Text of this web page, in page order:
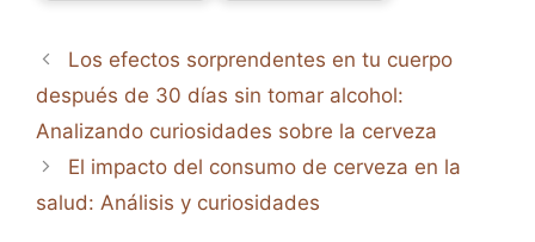
Los efectos sorprendentes en tu cuerpo
después de 30 días sin tomar alcohol:
Analizando curiosidades sobre la cerveza
El impacto del consumo de cerveza en la
salud: Análisis y curiosidades